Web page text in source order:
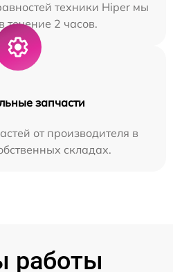
техники Hiper мы
течение 2 часов.
запчасти
от производителя в
складах.
работы